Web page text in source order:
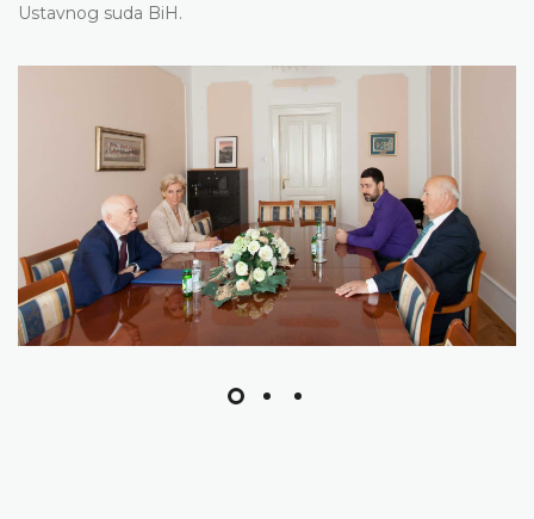
Ustavnog suda BiH.